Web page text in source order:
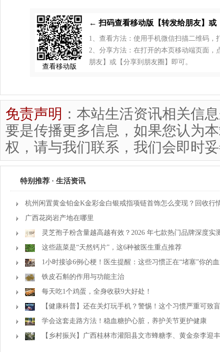
查看移动版
← 扫码查看移动版【转发给朋友】或
1、查看方法：使用手机微信扫描二维码，
2、分享方法：在打开的本页移动端页面，
朋友】或【分享到朋友圈】即可。
免责声明 ：本站生活资讯相关信
要是传播更多信息，如果您认为
权，请与我们联系，我们会即时
特别推荐 · 生活资讯
杭州闲置黄金铂金K金彩金白银戒指项链首饰怎么变现？回收行
广西花岗岩产地在哪里
灵芝孢子粉含量越高越有效？2026 年七款热门品牌深度实
南
这些蔬菜是“天然钙片”，这6种被医生重点推荐
1小时接诊6例心梗！医生提醒：这些习惯正在“堵塞”你的
铁皮石斛的作用与功能主治
每天吃1个鸡蛋，全身收获9大好处！
【健康科普】还在关灯玩手机？警惕！这个习惯严重可致
学会这套走路方法！稳血糖护心脏，养护关节更护健康
【乡村振兴】广西桂林市灌阳县文市蜂糖李、黄金奈李迎